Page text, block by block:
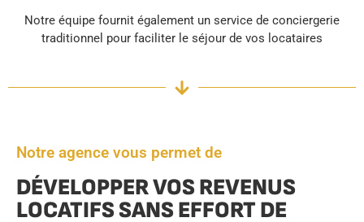
Notre équipe fournit également un service de conciergerie
traditionnel pour faciliter le séjour de vos locataires
Notre agence vous permet de
DÉVELOPPER VOS REVENUS
LOCATIFS SANS EFFORT DE